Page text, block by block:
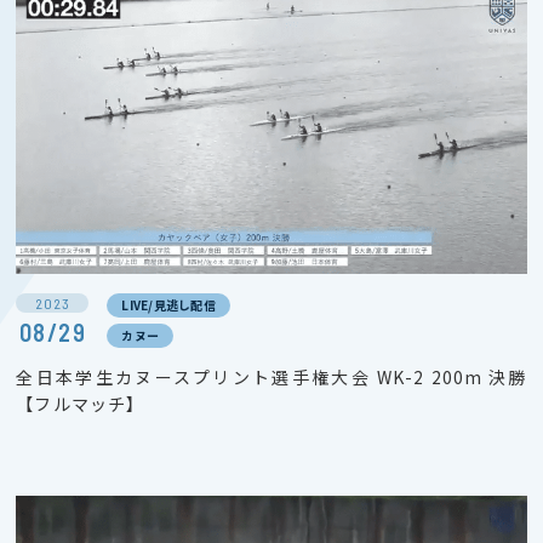
2023
08/29
LIVE/見逃し配信
カヌー
全日本学生カヌースプリント選手権大会 WK-2 200m 決勝
【フルマッチ】